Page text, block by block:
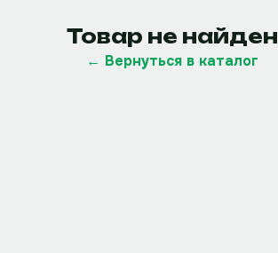
Товар не найден
← Вернуться в каталог